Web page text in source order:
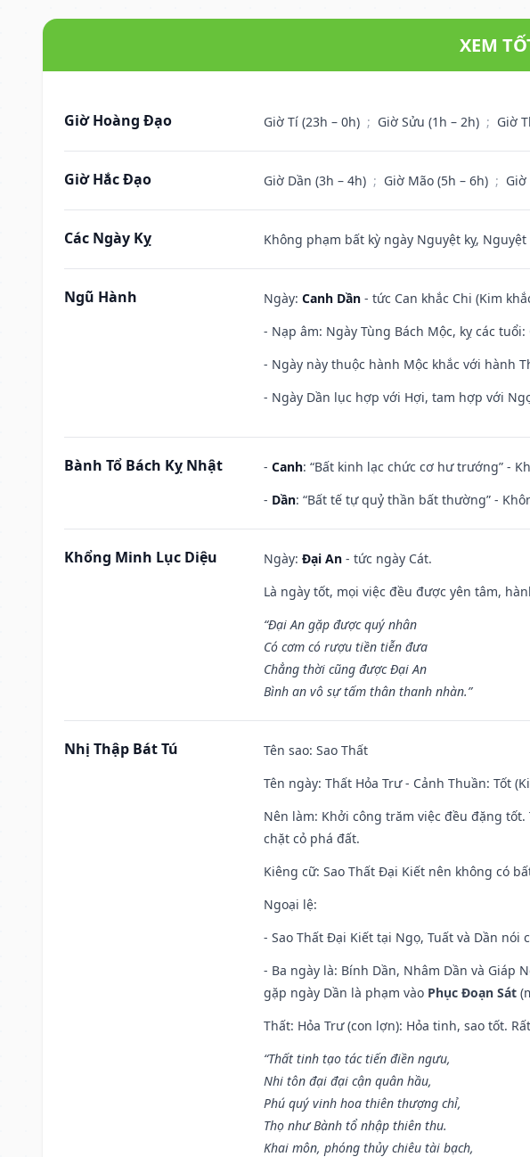
XEM
Giờ Hoàng Đạo Giờ Tí (23h – 0h) ; Giờ Sửu (1h – 2h) ; Giờ
Giờ Hắc Đạo Giờ Dần (3h – 4h) ; Giờ Mão (5h – 6h) ; Giờ
Các Ngày Kỵ Không phạm bất kỳ ngày Nguyệt kỵ,
Ngũ Hành Ngày: Canh Dần - tức Can khắc Chi (Kim
- Nạp âm: Ngày Tùng Bách Mộc, kỵ các
- Ngày này thuộc hành Mộc khắc với hành
- Ngày Dần lục hợp với Hợi, tam hợp với
Bành Tổ Bách Kỵ Nhật - Canh: “Bất kinh lạc chức cơ hư trướng” -
- Dần: “Bất tế tự quỷ thần bất thường” -
Khổng Minh Lục Diệu Ngày: Đại An - tức ngày Cát.
Là ngày tốt, mọi việc đều được yên tâm,
“Đại An gặp được quý nhân
Có cơm có rượu tiền tiễn đưa
Chẳng thời cũng được Đại An
Bình an vô sự tấm thân thanh nhàn.”
Nhị Thập Bát Tú Tên sao: Sao Thất
Tên ngày: Thất Hỏa Trư - Cảnh Thuần: Tốt
Nên làm: Khởi công trăm việc đều đặng
chặt cỏ phá đất.
Kiêng cữ: Sao Thất Đại Kiết nên không có
Ngoại lệ:
- Sao Thất Đại Kiết tại Ngọ, Tuất và Dần
- Ba ngày là: Bính Dần, Nhâm Dần và Giáp
gặp ngày Dần là phạm vào Phục Đoạn Sát
Thất: Hỏa Trư (con lợn): Hỏa tinh, sao tốt.
“Thất tinh tạo tác tiến điền ngưu,
Nhi tôn đại đại cận quân hầu,
Phú quý vinh hoa thiên thượng chỉ,
Thọ như Bành tổ nhập thiên thu.
Khai môn, phóng thủy chiêu tài bạch,